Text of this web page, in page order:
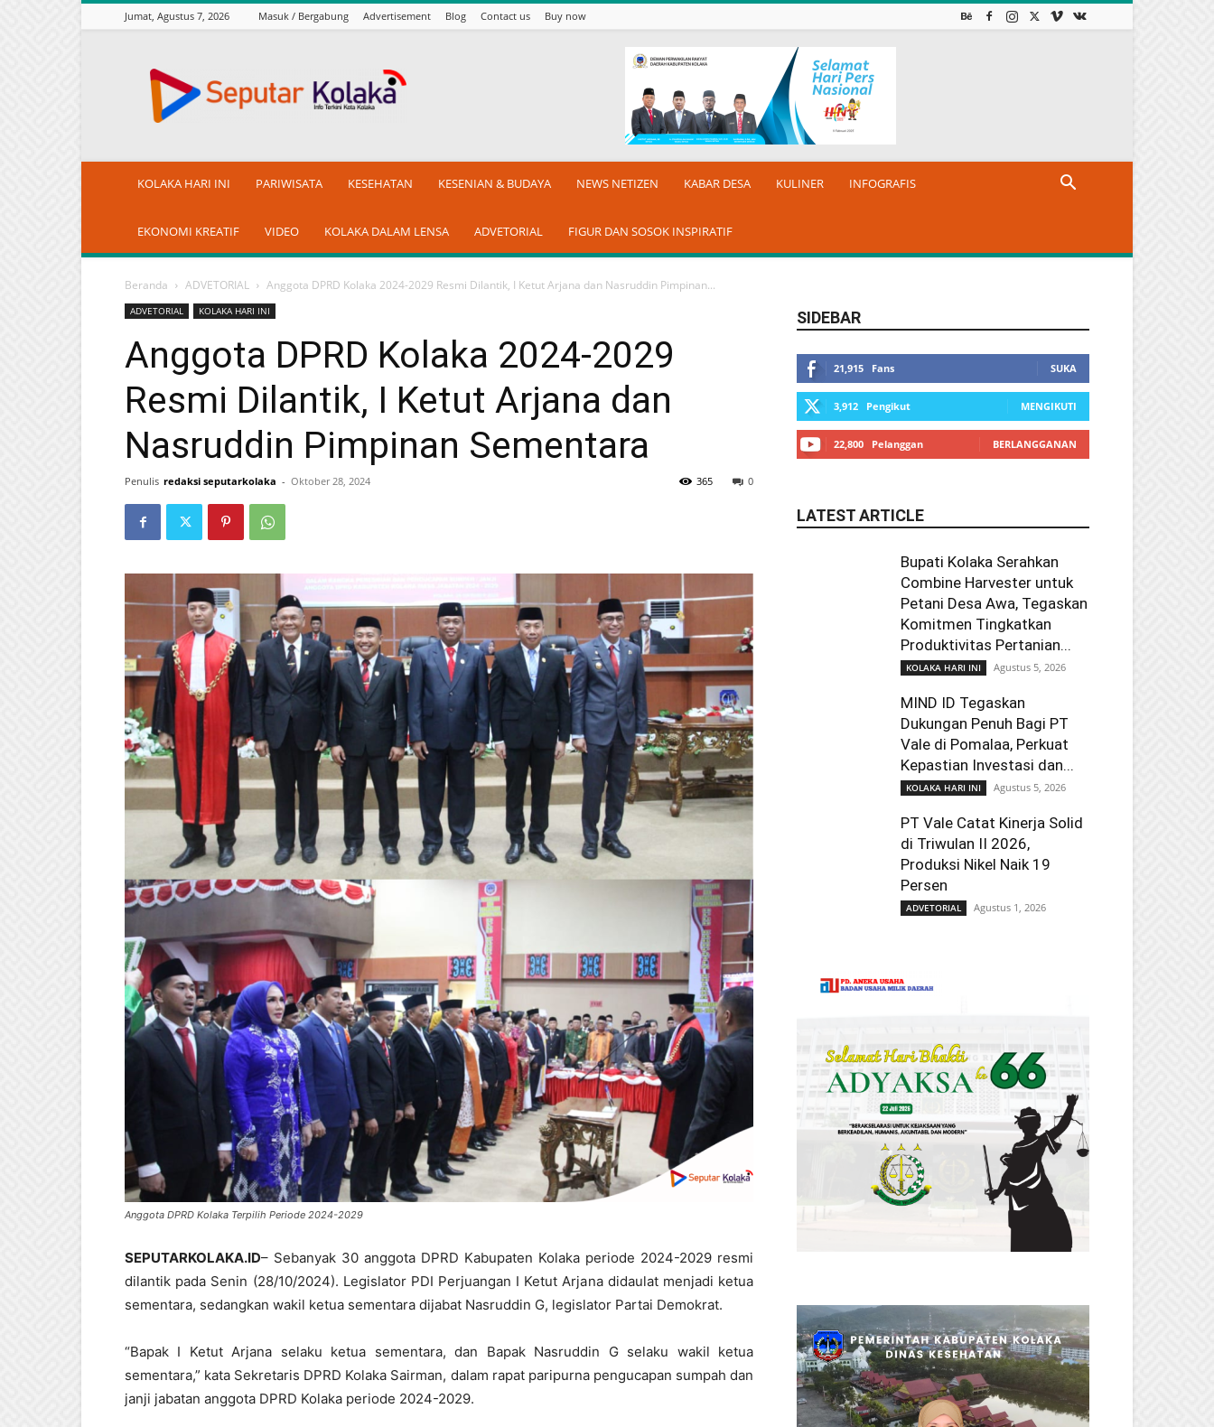
Jumat, Agustus 7, 2026 Masuk / Bergabung Advertisement Blog Contact us Buy now
KOLAKA HARI INI PARIWISATA KESEHATAN KESENIAN & BUDAYA NEWS NETIZEN KABAR DESA KULINER INFOGRAFIS
EKONOMI KREATIF VIDEO KOLAKA DALAM LENSA ADVETORIAL FIGUR DAN SOSOK INSPIRATIF
Beranda ADVETORIAL Anggota DPRD Kolaka 2024-2029 Resmi Dilantik, I Ketut Arjana dan Nasruddin Pimpinan...
ADVETORIAL KOLAKA HARI INI
Anggota DPRD Kolaka 2024-2029
Resmi Dilantik, I Ketut Arjana dan
Nasruddin Pimpinan Sementara
Penulis redaksi seputarkolaka - Oktober 28, 2024 0
365
Anggota DPRD Kolaka Terpilih Periode 2024-2029
SEPUTARKOLAKA.ID– Sebanyak 30 anggota DPRD Kabupaten Kolaka periode 2024-2029 resmi
dilantik pada Senin (28/10/2024). Legislator PDI Perjuangan I Ketut Arjana didaulat menjadi ketua
sementara, sedangkan wakil ketua sementara dijabat Nasruddin G, legislator Partai Demokrat.
“Bapak I Ketut Arjana selaku ketua sementara, dan Bapak Nasruddin G selaku wakil ketua
sementara,” kata Sekretaris DPRD Kolaka Sairman, dalam rapat paripurna pengucapan sumpah dan
janji jabatan anggota DPRD Kolaka periode 2024-2029.
SIDEBAR
21,915 Fans SUKA
3,912 Pengikut MENGIKUTI
22,800 Pelanggan BERLANGGANAN
LATEST ARTICLE
Bupati Kolaka Serahkan
Combine Harvester untuk
Petani Desa Awa, Tegaskan
Komitmen Tingkatkan
Produktivitas Pertanian...
KOLAKA HARI INI Agustus 5, 2026
MIND ID Tegaskan
Dukungan Penuh Bagi PT
Vale di Pomalaa, Perkuat
Kepastian Investasi dan...
KOLAKA HARI INI Agustus 5, 2026
PT Vale Catat Kinerja Solid
di Triwulan II 2026,
Produksi Nikel Naik 19
Persen
ADVETORIAL Agustus 1, 2026